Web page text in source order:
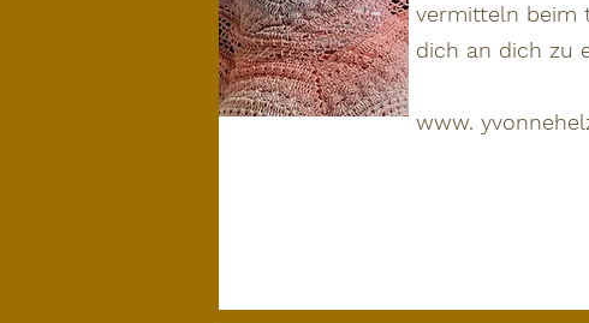
vermitteln beim
dich an dich zu
www.